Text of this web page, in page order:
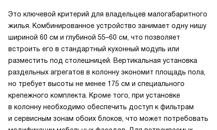
Это ключевой критерий для владельцев малогабаритного
жилья. Комбинированное устройство занимает одну нишу
шириной 60 см и глубиной 55–60 см, что позволяет
встроить его в стандартный кухонный модуль или
разместить под столешницей. Вертикальная установка
раздельных агрегатов в колонну экономит площадь пола,
но требует высоты не менее 175 см и специального
крепежного комплекта. Кроме того, при установке
в колонну необходимо обеспечить доступ к фильтрам
и сервисным зонам обоих блоков, что может потребовать